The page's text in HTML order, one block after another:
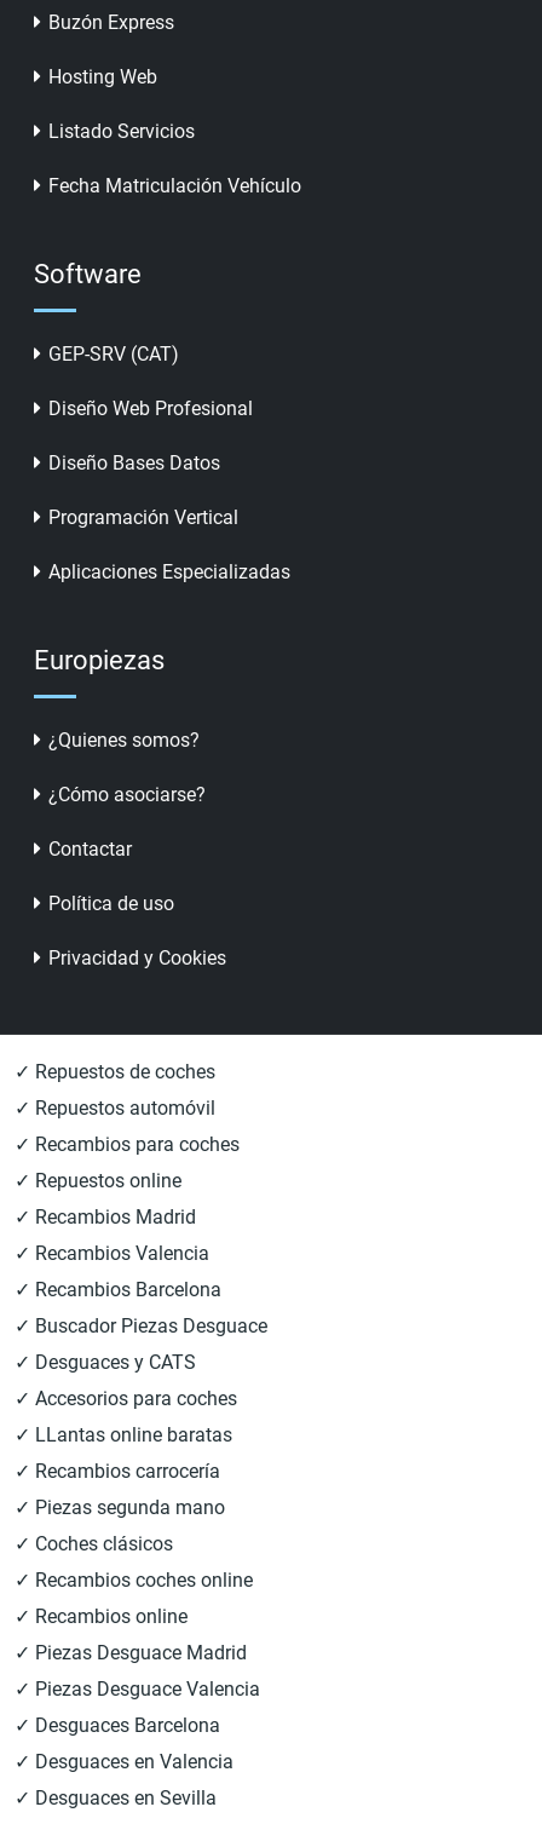
Buzón Express
Hosting Web
Listado Servicios
Fecha Matriculación Vehículo
Software
GEP-SRV (CAT)
Diseño Web Profesional
Diseño Bases Datos
Programación Vertical
Aplicaciones Especializadas
Europiezas
¿Quienes somos?
¿Cómo asociarse?
Contactar
Política de uso
Privacidad y Cookies
✓ Repuestos de coches
✓ Repuestos automóvil
✓ Recambios para coches
✓ Repuestos online
✓ Recambios Madrid
✓ Recambios Valencia
✓ Recambios Barcelona
✓ Buscador Piezas Desguace
✓ Desguaces y CATS
✓ Accesorios para coches
✓ LLantas online baratas
✓ Recambios carrocería
✓ Piezas segunda mano
✓ Coches clásicos
✓ Recambios coches online
✓ Recambios online
✓ Piezas Desguace Madrid
✓ Piezas Desguace Valencia
✓ Desguaces Barcelona
✓ Desguaces en Valencia
✓ Desguaces en Sevilla